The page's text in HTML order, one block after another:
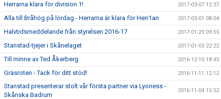
Herrarna klara för division 1! 2017-03-07 12:37
Alla till Bråhög på lördag - Herrarna är klara för Herr1an 2017-03-01 08:04
Halvtidsmeddelande från styrelsen 2016-17 2017-01-29 09:55
Stanstad-tjejer i Skånelaget 2017-01-03 22:22
Till minne av Ted Åkerberg 2016-12-10 18:45
Gräsroten - Tack för ditt stöd! 2016-11-11 12:12
Stanstad presenterar stolt vår första partner via Lyoness -
Skånska Badrum
2016-11-04 15:52